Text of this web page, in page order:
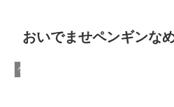
おいでませペンギンな
ゲーム